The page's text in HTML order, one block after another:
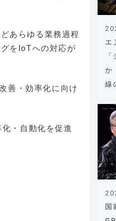
あらゆる業務過程
をIoTへの対応が
善・効率化に向け
・自動化を促進
エ
か
線
国